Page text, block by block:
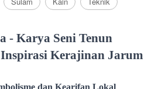
- Karya Seni Tenun
Kerajinan Jarum